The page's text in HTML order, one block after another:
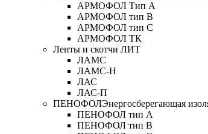
АРМОФОЛ Тип А
АРМОФОЛ тип В
АРМОФОЛ тип C
АРМОФОЛ ТК
Ленты и скотчи ЛИТ
ЛАМС
ЛАМС-Н
ЛАС
ЛАС-П
ПЕНОФОЛЭнергосберегающая
ПЕНОФОЛ тип А
ПЕНОФОЛ тип B